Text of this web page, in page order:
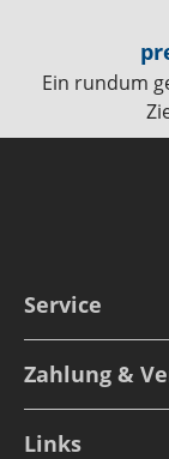
Ein rundum
Service
Zahlung &
Links